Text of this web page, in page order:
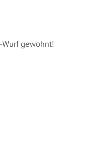
gewohnt!